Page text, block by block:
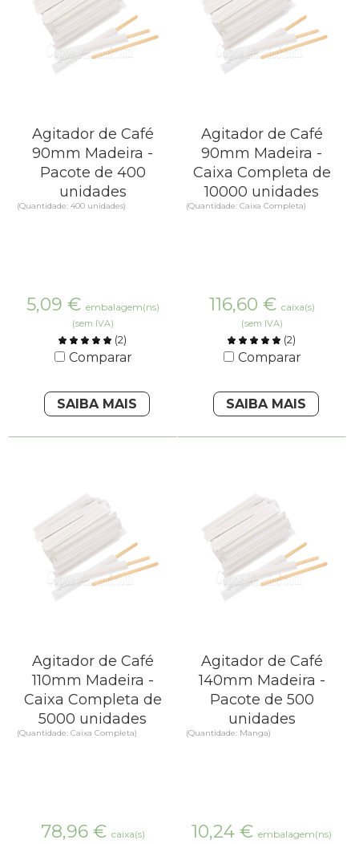
Agitador de Café
90mm Madeira -
Pacote de 400
unidades
(Quantidade: 400 unidades)
5,09 € embalagem(ns)
(sem IVA)
(2)
Comparar
SAIBA MAIS
Agitador de Café
90mm Madeira -
Caixa Completa de
10000 unidades
(Quantidade: Caixa Completa)
116,60 € caixa(s)
(sem IVA)
(2)
Comparar
SAIBA MAIS
Agitador de Café
110mm Madeira -
Caixa Completa de
5000 unidades
(Quantidade: Caixa Completa)
78,96 € caixa(s)
Agitador de Café
140mm Madeira -
Pacote de 500
unidades
(Quantidade: Manga)
10,24 € embalagem(ns)